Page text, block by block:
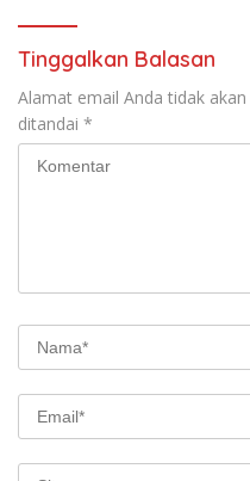
Tinggalkan Balasan
Alamat email Anda tidak akan
ditandai *